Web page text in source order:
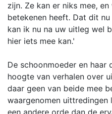
zijn. Ze kan er niks mee,
betekenen heeft. Dat dit
kan ik nu na uw uitleg wel
hier iets mee kan.'
De schoonmoeder en
hoogte van verhalen over
daar geen van beide mee
waargenomen
een andere orde dan de